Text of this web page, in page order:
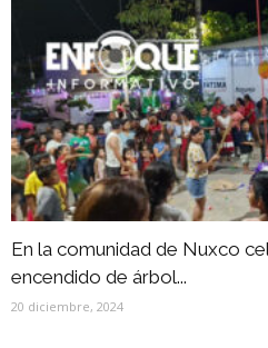
En la comunidad de Nuxco
encendido de árbol...
20 diciembre, 2024